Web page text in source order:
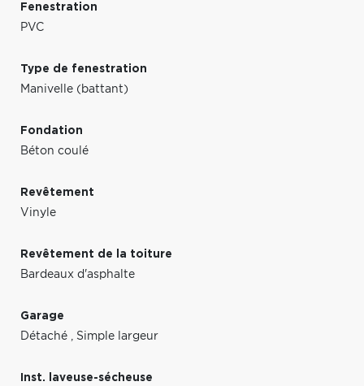
Fenestration
PVC
Type de fenestration
Manivelle (battant)
Fondation
Béton coulé
Revêtement
Vinyle
Revêtement de la toiture
Bardeaux d'asphalte
Garage
Détaché , Simple largeur
Inst. laveuse-sécheuse